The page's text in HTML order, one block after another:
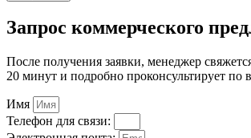
Запрос коммерческого
После получения заявки, менеджер
20 минут и подробно проконсультирует по
Имя
Телефон для связи: